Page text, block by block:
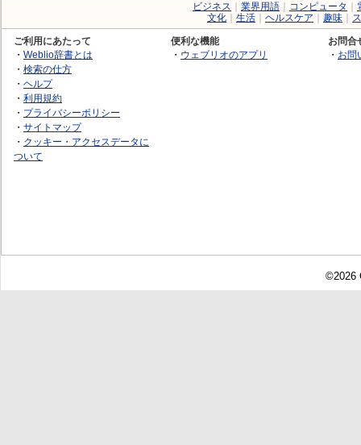
ビジネス 業界用語 コンピュータ
文化
生活 ヘルスケア 趣味
ご利用にあたって
・ Weblio辞書とは
・ 検索の仕方
・ ヘルプ
・ 利用規約
・ プライバシーポリシー
・ サイトマップ
・ クッキー・アクセスデータに
ついて
便利な機能
・ ウェブリオのアプリ
お問合
・ お問
©2026